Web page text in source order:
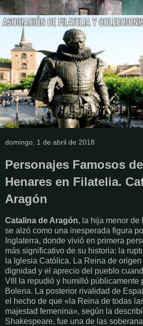
domingo, 1 de abril de 2018
Personajes Famosos
Henares en Filatelia.
Aragón
Catalina de Aragón, la hija menor de
se alzó como una inesperada figura
Inglaterra, donde vivió en primera
más significativo de su historia: la
la Iglesia Católica. La Reina de
dignidad y el aprecio del pueblo
VIII la repudió y humilló públicamente
Bolena. La posterior rivalidad de
el hecho de que «la Reina de todas
majestad femenina», según la
Shakespeare, fue una de las